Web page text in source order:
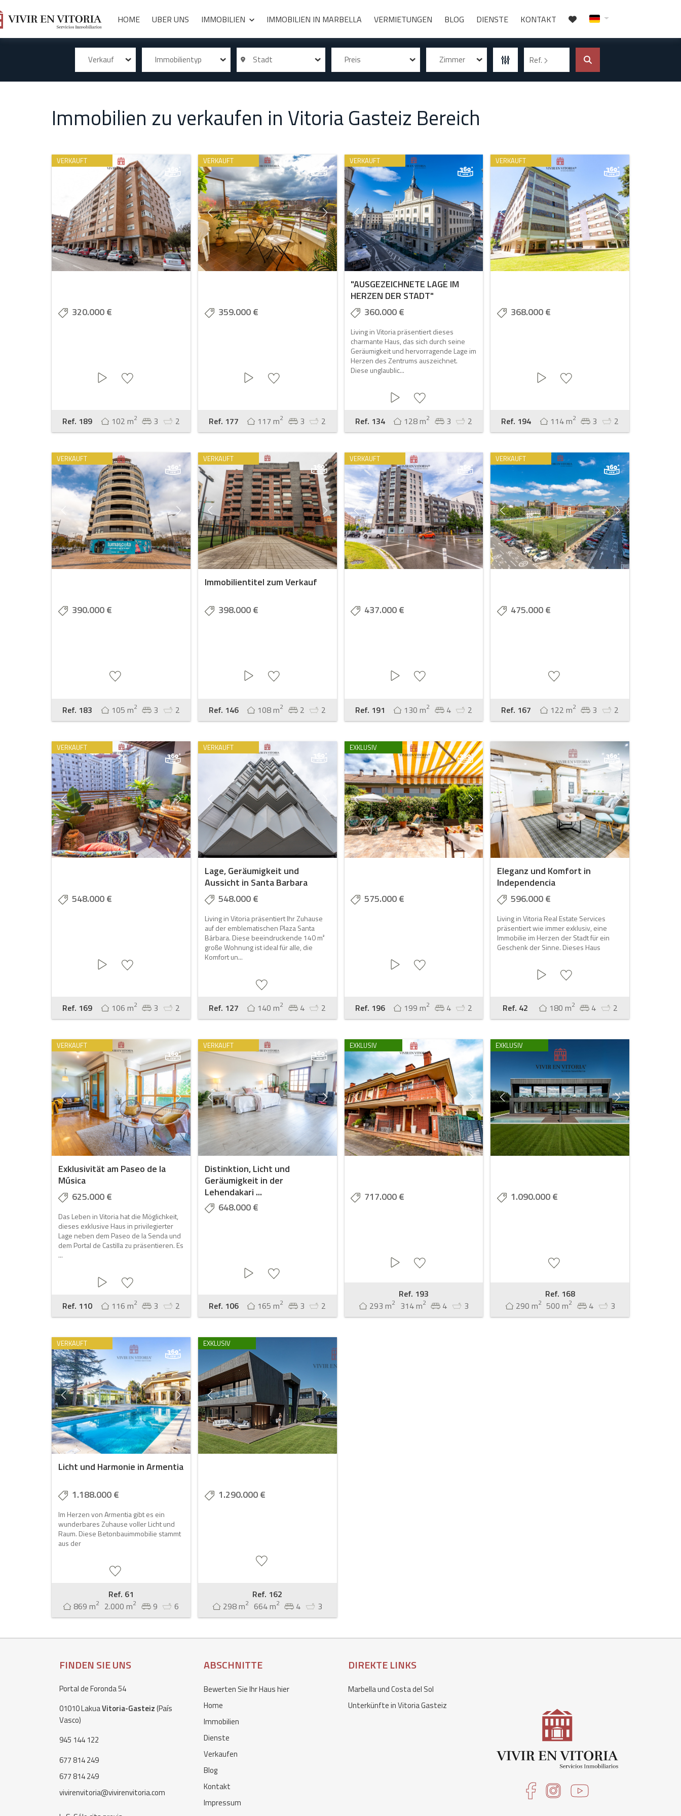
HOME UBER UNS IMMOBILIEN IMMOBILIEN IN MARBELLA VERMIETUNGEN BLOG DIENSTE KONTAKT
Verkauf Immobilientyp Stadt Preis Zimmer Ref.
Immobilien zu verkaufen in Vitoria Gasteiz Bereich
VERKAUFT
320.000 €
Ref. 189 102 m2 3 2
VERKAUFT
359.000 €
Ref. 177 117 m2 3 2
VERKAUFT
"AUSGEZEICHNETE LAGE IM
HERZEN DER STADT"
360.000 €
Living in Vitoria präsentiert dieses
charmante Haus, das sich durch seine
Geräumigkeit und hervorragende Lage im
Herzen des Zentrums auszeichnet.
Diese unglaublic...
Ref. 134 128 m2 3 2
VERKAUFT
368.000 €
Ref. 194 114 m2 3 2
VERKAUFT
390.000 €
Ref. 183 105 m2 3 2
VERKAUFT
Immobilientitel zum Verkauf
398.000 €
Ref. 146 108 m2 2 2
VERKAUFT
437.000 €
Ref. 191 130 m2 4 2
VERKAUFT
475.000 €
Ref. 167 122 m2 3 2
VERKAUFT
548.000 €
Ref. 169 106 m2 3 2
VERKAUFT
Lage, Geräumigkeit und
Aussicht in Santa Barbara
548.000 €
Living in Vitoria präsentiert Ihr Zuhause
auf der emblematischen Plaza Santa
Bárbara. Diese beeindruckende 140 m²
große Wohnung ist ideal für alle, die
Komfort un...
Ref. 127 140 m2 4 2
EXKLUSIV
575.000 €
Ref. 196 199 m2 4 2
Eleganz und Komfort in
Independencia
596.000 €
Living in Vitoria Real Estate Services
präsentiert wie immer exklusiv, eine
Immobilie im Herzen der Stadt für ein
Geschenk der Sinne. Dieses Haus
Ref. 42 180 m2 4 2
VERKAUFT
Exklusivität am Paseo de la
Música
625.000 €
Das Leben in Vitoria hat die Möglichkeit,
dieses exklusive Haus in privilegierter
Lage neben dem Paseo de la Senda und
dem Portal de Castilla zu präsentieren. Es
...
Ref. 110 116 m2 3 2
VERKAUFT
Distinktion, Licht und
Geräumigkeit in der
Lehendakari ...
648.000 €
Ref. 106 165 m2 3 2
EXKLUSIV
717.000 €
Ref. 193
293 m2 314 m2 4 3
EXKLUSIV
1.090.000 €
Ref. 168
290 m2 500 m2 4 3
VERKAUFT
Licht und Harmonie in Armentia
1.188.000 €
Im Herzen von Armentia gibt es ein
wunderbares Zuhause voller Licht und
Raum. Diese Betonbauimmobilie stammt
aus der
Ref. 61
869 m2 2.000 m2 9 6
EXKLUSIV
1.290.000 €
Ref. 162
298 m2 664 m2 4 3
FINDEN SIE UNS
Portal de Foronda 54
01010 LakuaVitoria-Gasteiz(País
Vasco)
945 144 122
677 814 249
677 814 249
vivirenvitoria@vivirenvitoria.com
ABSCHNITTE
Bewerten Sie Ihr Haus hier
Home
Immobilien
Dienste
Verkaufen
Blog
Kontakt
Impressum
DIREKTE LINKS
Marbella und Costa del Sol
Unterkünfte in Vitoria Gasteiz